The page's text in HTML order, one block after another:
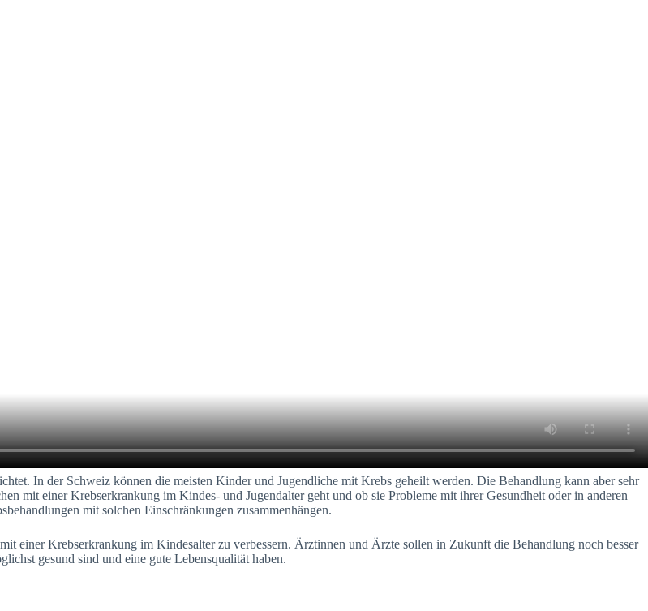
In der Schweiz können die meisten Kinder und Jugendliche mit Krebs geheilt werden. Die Behandlung kann aber sehr
mit einer Krebserkrankung im Kindes- und Jugendalter geht und ob sie Probleme mit ihrer Gesundheit oder in anderen
mit solchen Einschränkungen zusammenhängen.
einer Krebserkrankung im Kindesalter zu verbessern. Ärztinnen und Ärzte sollen in Zukunft die Behandlung noch besser
gesund sind und eine gute Lebensqualität haben.